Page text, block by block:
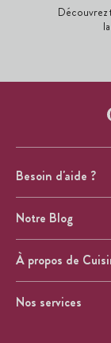
Découvrez
Besoin d'aide ?
Notre Blog
À propos de
Nos services